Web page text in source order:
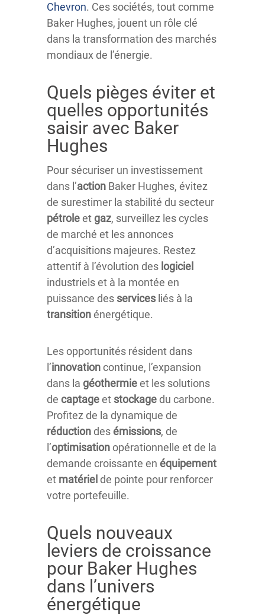
Chevron. Ces sociétés, tout comme
Baker Hughes, jouent un rôle clé
dans la transformation des marchés
mondiaux de l’énergie.
Quels pièges éviter et
quelles opportunités
saisir avec Baker
Hughes
Pour sécuriser un investissement
dans l’action Baker Hughes, évitez
de surestimer la stabilité du secteur
pétroleet gaz, surveillez les cycles
de marché et les annonces
d’acquisitions majeures. Restez
attentif à l’évolution des logiciel
industriels et à la montée en
puissance des services liés à la
transitionénergétique.
Les opportunités résident dans
l’innovationcontinue, l’expansion
dans la géothermieet les solutions
de captageet stockage du carbone.
Profitez de la dynamique de
réduction desémissions, de
l’optimisationopérationnelle et de la
demande croissante en équipement
et matériel de pointe pour renforcer
votre portefeuille.
Quels nouveaux
leviers de croissance
pour Baker Hughes
dans l’univers
énergétique